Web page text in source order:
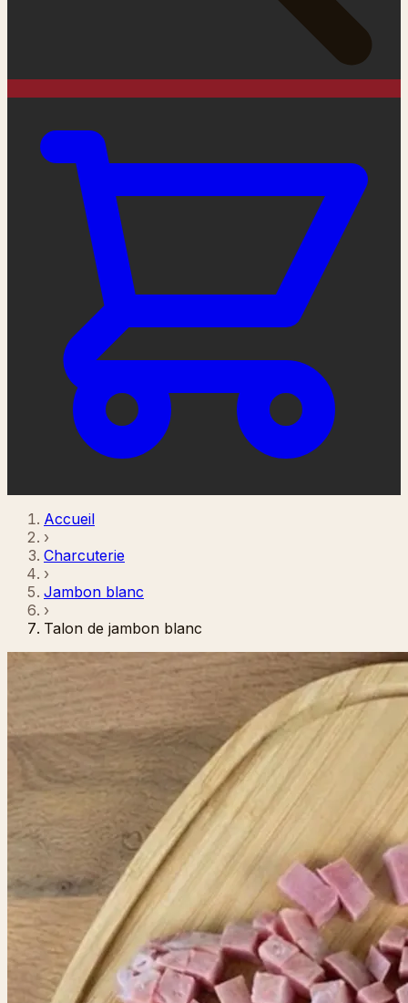
Accueil
›
Charcuterie
›
Jambon blanc
›
Talon de jambon blanc